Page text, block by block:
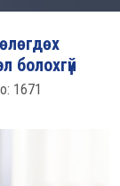
болохгүй
1671